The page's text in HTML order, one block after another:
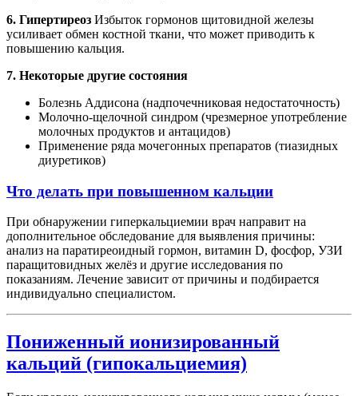
6. Гипертиреоз Избыток гормонов щитовидной железы
усиливает обмен костной ткани, что может приводить к
повышению кальция.
7. Некоторые другие состояния
Болезнь Аддисона (надпочечниковая недостаточность)
Молочно-щелочной синдром (чрезмерное употребление
молочных продуктов и антацидов)
Применение ряда мочегонных препаратов (тиазидных
диуретиков)
Что делать при повышенном кальции
При обнаружении гиперкальциемии врач направит на
дополнительное обследование для выявления причины:
анализ на паратиреоидный гормон, витамин D, фосфор, УЗИ
паращитовидных желёз и другие исследования по
показаниям. Лечение зависит от причины и подбирается
индивидуально специалистом.
Пониженный ионизированный
кальций (гипокальциемия)